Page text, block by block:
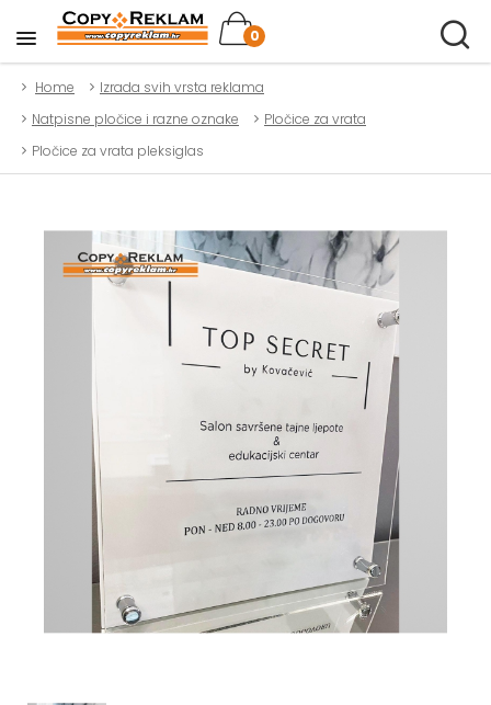
0
Home
Izrada svih vrsta reklama
Natpisne pločice i razne oznake
Pločice za vrata
Pločice za vrata pleksiglas